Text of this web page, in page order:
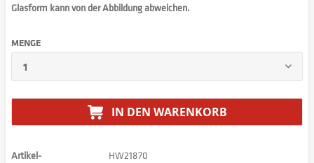
Glasform kann von der Abbildung abweichen.
MENGE
IN DEN WARENKORB
Artikel-
HW21870